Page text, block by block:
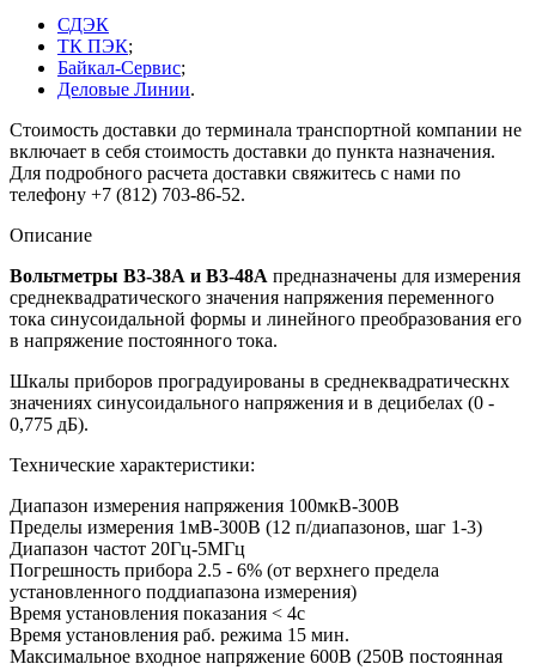
СДЭК
ТК ПЭК;
Байкал-Сервис;
Деловые Линии.
Стоимость доставки до терминала транспортной компании не
включает в себя стоимость доставки до пункта назначения.
Для подробного расчета доставки свяжитесь с нами по
телефону +7 (812) 703-86-52.
Описание
Вольтметры В3-38А и В3-48А предназначены для измерения
среднеквадратического значения напряжения переменного
тока синусоидальной формы и линейного преобразования его
в напряжение постоянного тока.
Шкалы приборов проградуированы в среднеквадратическнх
значениях синусоидального напряжения и в децибелах (0 -
0,775 дБ).
Технические характеристики:
Диапазон измерения напряжения 100мкВ-300В
Пределы измерения 1мВ-300В (12 п/диапазонов, шаг 1-3)
Диапазон частот 20Гц-5МГц
Погрешность прибора 2.5 - 6% (от верхнего предела
установленного поддиапазона измерения)
Время установления показания < 4с
Время установления раб. режима 15 мин.
Максимальное входное напряжение 600В (250В постоянная